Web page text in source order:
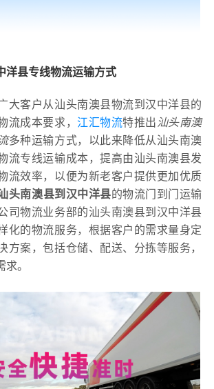
洋县专线物流运输方式
大客户从汕头南澳县物流到汉中洋县的
流成本要求， 江汇物流特推出 汕头南澳
多种运输方式，以此来降低从汕头南澳
流专线运输成本，提高由汕头南澳县发
流效率，以便为新老客户提供更加优质
头南澳县到汉中洋县的物流门到门运输
司物流业务部的汕头南澳县到汉中洋县
化的物流服务，根据客户的需求量身定
方案，包括仓储、配送、分拣等服务，
。